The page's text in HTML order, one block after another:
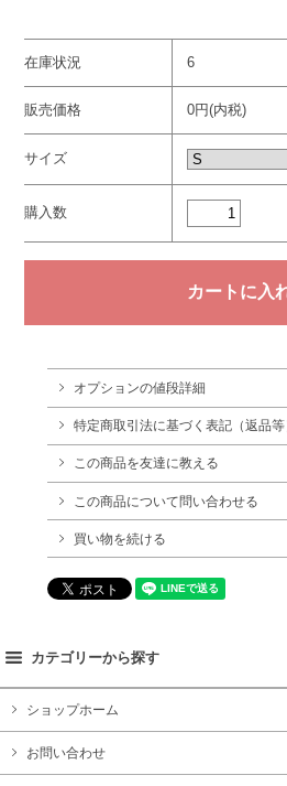
在庫状況 6
販売価格 0円(内税)
サイズ
購入数
オプションの値段詳細
特定商取引法に基づく表記（返品等
この商品を友達に教える
この商品について問い合わせる
買い物を続ける
カテゴリーから探す
ショップホーム
お問い合わせ